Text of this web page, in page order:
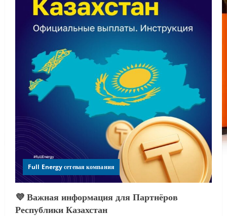
Full Energy сетевая компания
💜 Важная информация для Партнёров
Республики Казахстан